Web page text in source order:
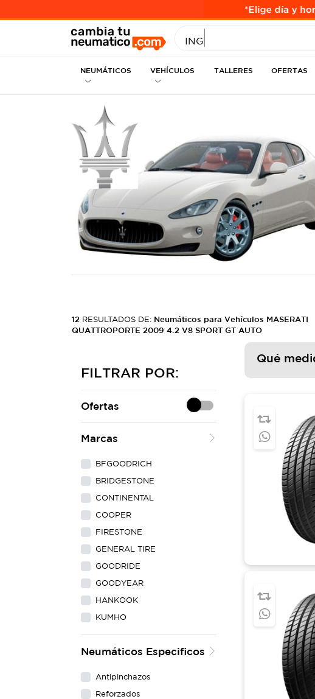
INGRESE MEDIDA
NEUMÁTICOS VEHÍCULOS TALLERES OFERTAS
12 RESULTADOS DE: Neumáticos para Vehículos MASERATI
QUATTROPORTE 2009 4.2 V8 SPORT GT AUTO
FILTRAR POR:
Ofertas
Marcas
BFGOODRICH
BRIDGESTONE
CONTINENTAL
COOPER
FIRESTONE
GENERAL TIRE
GOODRIDE
GOODYEAR
HANKOOK
KUMHO
LING LONG
MAXXIS
Neumáticos Especificos
Antipinchazos
Reforzados
Qué